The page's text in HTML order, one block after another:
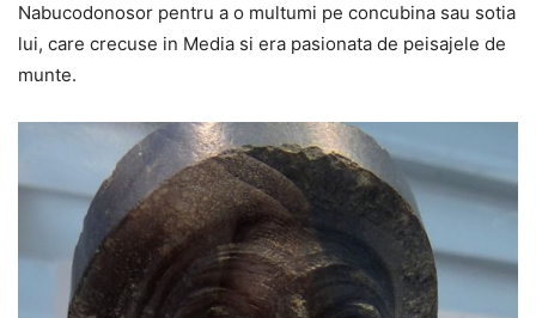
Nabucodonosor pentru a o multumi pe concubina sau sotia
lui, care crecuse in Media si era pasionata de peisajele de
munte.